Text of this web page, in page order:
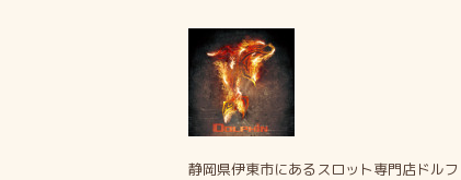
静岡県伊東市にあるスロット専門店ドル